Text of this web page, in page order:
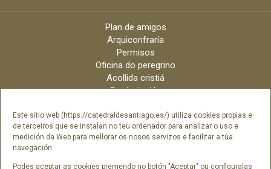
Este sitio web (https://catedraldesantiago.es/) utiliza cookies propias e
de terceiros que se instalan no teu ordenador para analizar o uso e
medición da Web para mellorar os nosos servizos e facilitar a túa
navegación.
Podes aceptar as cookies premendo no botón "Aceptar" ou configuralas
Plan de amigos
Arquiconfraría
Permisos
Oficina do peregrino
Acollida cristiá
Contratación
Arquidiócese
Créditos
Catálogo Dixital